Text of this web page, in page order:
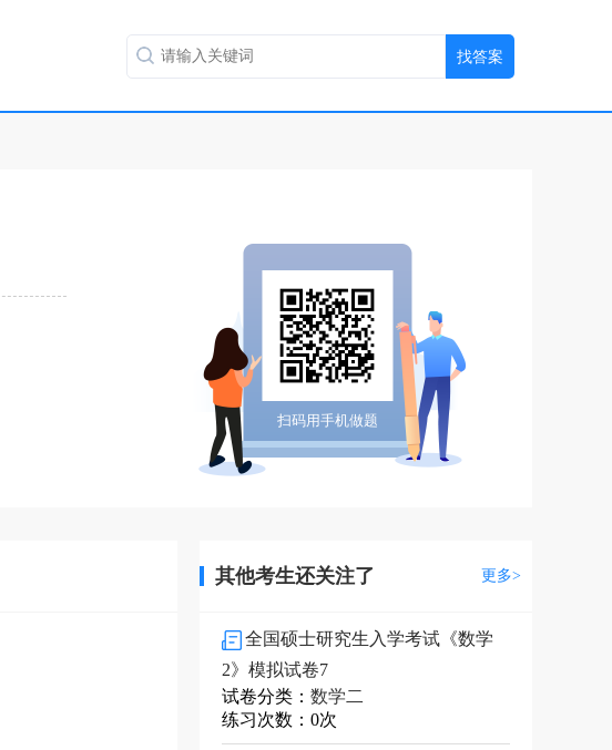
扫码用手机做题
其他考生还关注了 更多>
全国硕士研究生入学考试《数学
2》模拟试卷7
试卷分类： 数学二
练习次数：0次